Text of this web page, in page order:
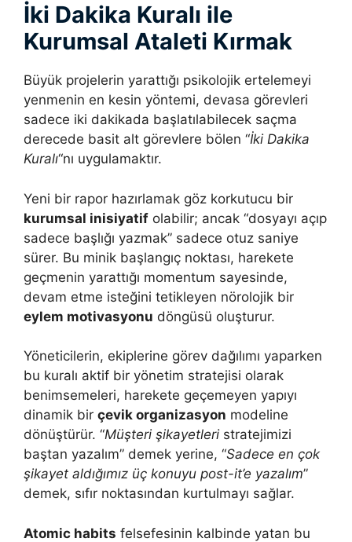
İki Dakika Kuralı ile
Kurumsal Ataleti Kırmak
Büyük projelerin yarattığı psikolojik ertelemeyi
yenmenin en kesin yöntemi, devasa görevleri
sadece iki dakikada başlatılabilecek saçma
derecede basit alt görevlere bölen “İki Dakika
Kuralı“nı uygulamaktır.
Yeni bir rapor hazırlamak göz korkutucu bir
kurumsal inisiyatif olabilir; ancak “dosyayı açıp
sadece başlığı yazmak” sadece otuz saniye
sürer. Bu minik başlangıç noktası, harekete
geçmenin yarattığı momentum sayesinde,
devam etme isteğini tetikleyen nörolojik bir
eylem motivasyonu döngüsü oluşturur.
Yöneticilerin, ekiplerine görev dağılımı yaparken
bu kuralı aktif bir yönetim stratejisi olarak
benimsemeleri, harekete geçemeyen yapıyı
dinamik bir çevik organizasyon modeline
dönüştürür. “Müşteri şikayetleri stratejimizi
baştan yazalım” demek yerine, “Sadece en çok
şikayet aldığımız üç konuyu post-it’e yazalım”
demek, sıfır noktasından kurtulmayı sağlar.
Atomic habits felsefesinin kalbinde yatan bu